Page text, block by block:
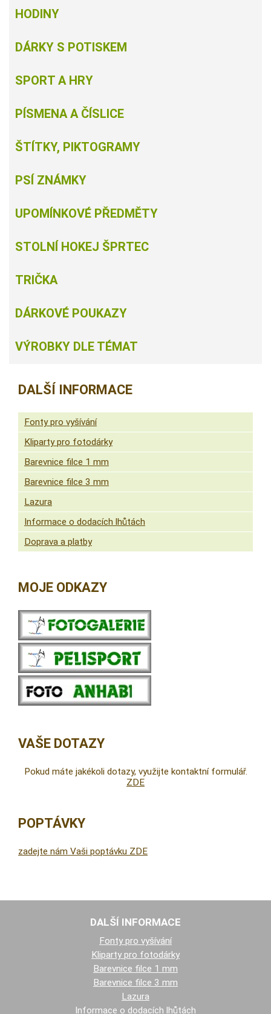
HODINY
DÁRKY S POTISKEM
SPORT A HRY
PÍSMENA A ČÍSLICE
ŠTÍTKY, PIKTOGRAMY
PSÍ ZNÁMKY
UPOMÍNKOVÉ PŘEDMĚTY
STOLNÍ HOKEJ ŠPRTEC
TRIČKA
DÁRKOVÉ POUKAZY
VÝROBKY DLE TÉMAT
DALŠÍ INFORMACE
Fonty pro vyšívání
Kliparty pro fotodárky
Barevnice filce 1 mm
Barevnice filce 3 mm
Lazura
Informace o dodacích lhůtách
Doprava a platby
MOJE ODKAZY
VAŠE DOTAZY
Pokud máte jakékoli dotazy, využijte kontaktní formulář.
ZDE
POPTÁVKY
zadejte nám Vaši poptávku ZDE
DALŠÍ INFORMACE
Fonty pro vyšívání
Kliparty pro fotodárky
Barevnice filce 1 mm
Barevnice filce 3 mm
Lazura
Informace o dodacích lhůtách